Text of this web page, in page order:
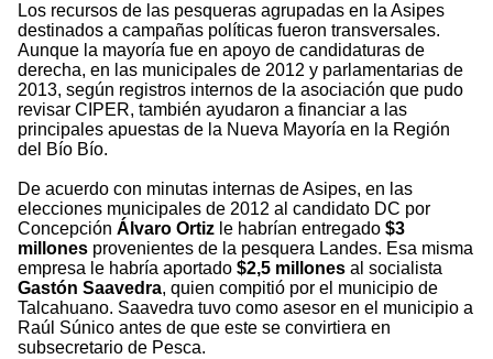
Los recursos de las pesqueras agrupadas en la Asipes
destinados a campañas políticas fueron transversales.
Aunque la mayoría fue en apoyo de candidaturas de
derecha, en las municipales de 2012 y parlamentarias de
2013, según registros internos de la asociación que pudo
revisar CIPER, también ayudaron a financiar a las
principales apuestas de la Nueva Mayoría en la Región
del Bío Bío.
De acuerdo con minutas internas de Asipes, en las
elecciones municipales de 2012 al candidato DC por
Concepción Álvaro Ortiz le habrían entregado $3
millones provenientes de la pesquera Landes. Esa misma
empresa le habría aportado $2,5 millones al socialista
Gastón Saavedra, quien compitió por el municipio de
Talcahuano. Saavedra tuvo como asesor en el municipio a
Raúl Súnico antes de que este se convirtiera en
subsecretario de Pesca.